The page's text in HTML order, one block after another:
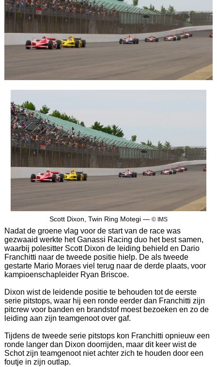
Scott Dixon, Twin Ring Motegi — © IMS
Nadat de groene vlag voor de start van de race was
gezwaaid werkte het Ganassi Racing duo het best samen,
waarbij polesitter Scott Dixon de leiding behield en Dario
Franchitti naar de tweede positie hielp. De als tweede
gestarte Mario Moraes viel terug naar de derde plaats, voor
kampioenschapleider Ryan Briscoe.
Dixon wist de leidende positie te behouden tot de eerste
serie pitstops, waar hij een ronde eerder dan Franchitti zijn
pitcrew voor banden en brandstof moest bezoeken en zo de
leiding aan zijn teamgenoot over gaf.
Tijdens de tweede serie pitstops kon Franchitti opnieuw een
ronde langer dan Dixon doorrijden, maar dit keer wist de
Schot zijn teamgenoot niet achter zich te houden door een
foutje in zijn outlap.